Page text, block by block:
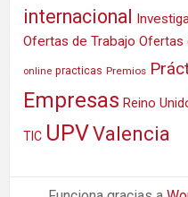
internacional
Ofertas de Trabajo Ofertas
online practicas Premios
Empresas Reino
TIC UPVValencia